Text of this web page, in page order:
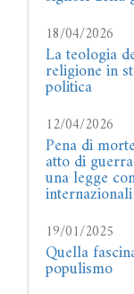
18/04/2026
La teologia
religione in
politica
12/04/2026
Pena di
atto di
una legge
internazionali
19/01/2025
Quella
populismo